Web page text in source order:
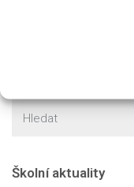
Školní aktuality